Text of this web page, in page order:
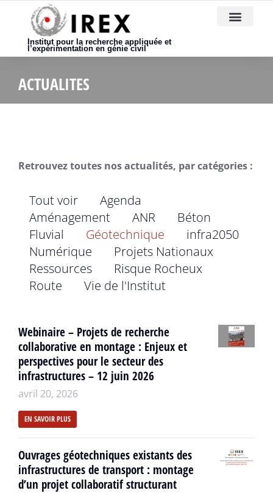
Institut pour la recherche appliquée et
l’expérimentation en génie civil
ACTUALITES
Retrouvez toutes nos actualités, par catégories :
Tout voir
Agenda
Aménagement
ANR
Béton
Fluvial
Géotechnique
infra2050
Numérique
Projets Nationaux
Ressources
Risque Rocheux
Route
Vie de l'Institut
Webinaire – Projets de recherche
collaborative en montage : Enjeux et
perspectives pour le secteur des
infrastructures – 12 juin 2026
avril 20, 2026
EN SAVOIR PLUS
Ouvrages géotechniques existants des
infrastructures de transport : montage
d’un projet collaboratif structurant